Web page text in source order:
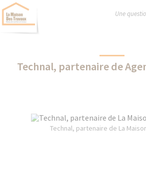
Une
Technal, partenaire de
Technal, partenaire de La